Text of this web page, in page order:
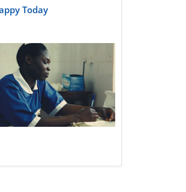
Today